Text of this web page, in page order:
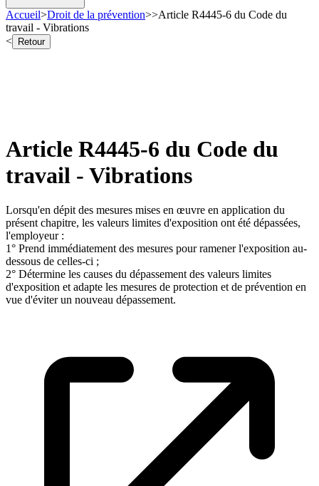
Accueil>Droit de la prévention>>Article R4445-6 du Code du
travail - Vibrations
<
Retour
Article R4445-6 du Code du
travail - Vibrations
Lorsqu'en dépit des mesures mises en œuvre en application du
présent chapitre, les valeurs limites d'exposition ont été dépassées,
l'employeur :
1° Prend immédiatement des mesures pour ramener l'exposition au-
dessous de celles-ci ;
2° Détermine les causes du dépassement des valeurs limites
d'exposition et adapte les mesures de protection et de prévention en
vue d'éviter un nouveau dépassement.